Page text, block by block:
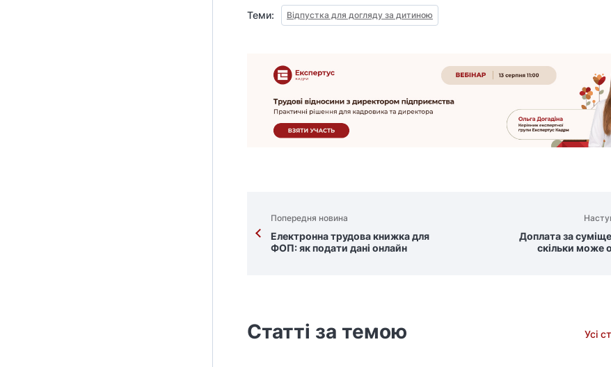
Теми: Відпустка для догляду за дитиною
Попередня новина
Електронна трудова книжка для
ФОП: як подати дані онлайн
Доплата за
скільки може
Статті за темою Усі